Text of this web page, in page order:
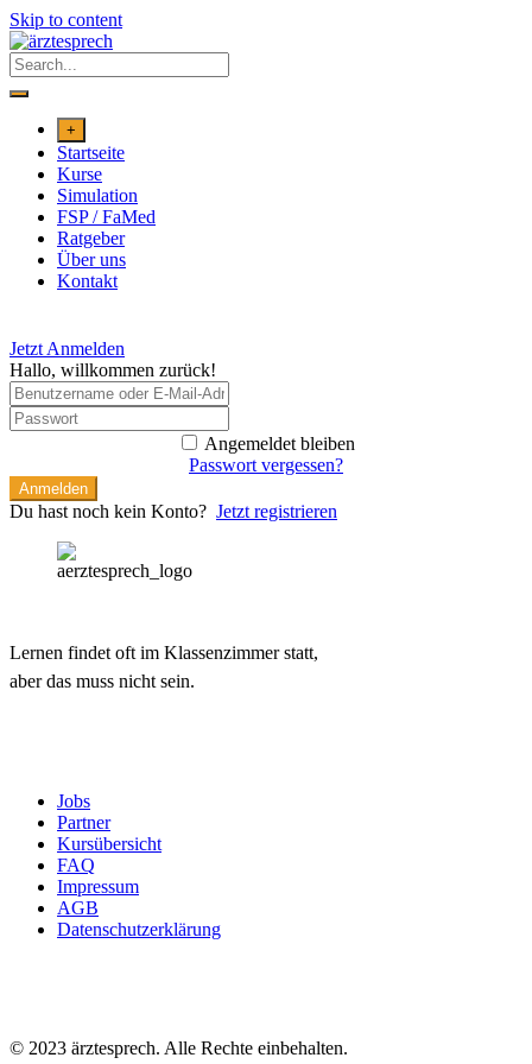
Skip to content
+
Startseite
Kurse
Simulation
FSP / FaMed
Ratgeber
Über uns
Kontakt
Jetzt Anmelden
Hallo, willkommen zurück!
Angemeldet bleiben
Passwort vergessen?
Anmelden
Du hast noch kein Konto? Jetzt registrieren
Lernen findet oft im Klassenzimmer statt,
aber das muss nicht sein.
Jobs
Partner
Kursübersicht
FAQ
Impressum
AGB
Datenschutzerklärung
© 2023 ärztesprech. Alle Rechte einbehalten.